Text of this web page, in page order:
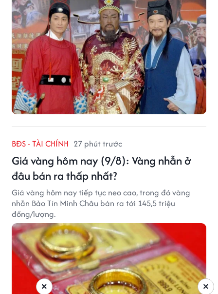
BĐS - TÀI CHÍNH 27 phút trước
Giá vàng hôm nay (9/8): Vàng nhẫn ở
đâu bán ra thấp nhất?
Giá vàng hôm nay tiếp tục neo cao, trong đó vàng
nhẫn Bảo Tín Minh Châu bán ra tới 145,5 triệu
đồng/lượng.
×
×